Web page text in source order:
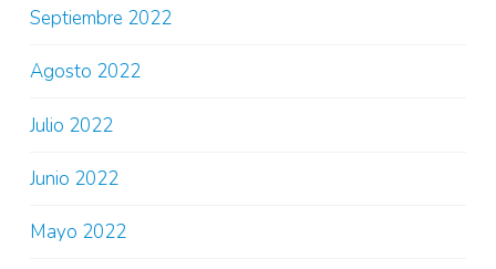
Septiembre 2022
Agosto 2022
Julio 2022
Junio 2022
Mayo 2022